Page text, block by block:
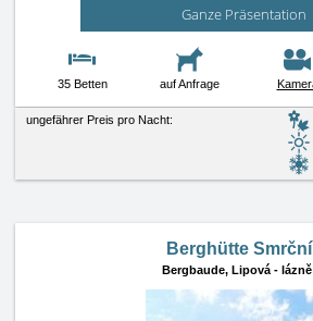
Ganze Präsentation
35 Betten auf Anfrage
ungefährer Preis pro Nacht:
Berghütte
Bergbaude, Lipová - lázně